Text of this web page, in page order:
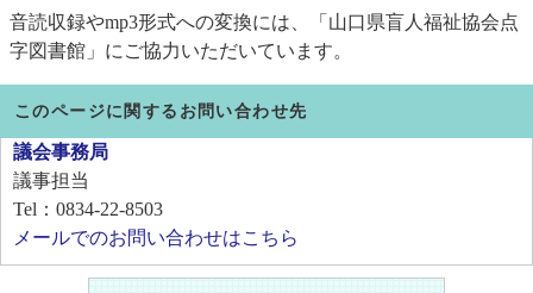
音読収録やmp3形式への変換には、「山口県盲人福祉協会点
字図書館」にご協力いただいています。
このページに関するお問い合わせ先
議会事務局
議事担当
Tel：0834-22-8503
メールでのお問い合わせはこちら